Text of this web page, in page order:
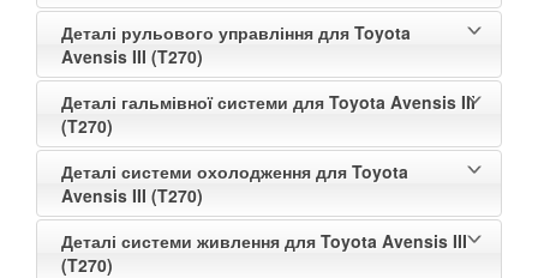
Деталі рульового управління для Toyota
Avensis III (T270)
Деталі гальмівної системи для Toyota Avensis III
(T270)
Деталі системи охолодження для Toyota
Avensis III (T270)
Деталі системи живлення для Toyota Avensis III
(T270)